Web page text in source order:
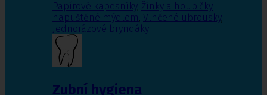
Papírové kapesníky, Žínky a houbičky
napuštěné mýdlem, Vlhčené ubrousky,
Jednorázové bryndáky
Zubní hygiena